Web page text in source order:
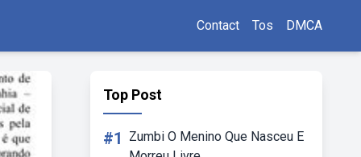
Contact Tos DMCA
Top Post
#1
Zumbi O Menino Que Nasceu E